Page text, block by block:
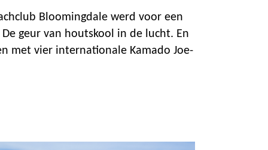
Bloomingdale werd voor een
geur van houtskool in de lucht. En
met vier internationale Kamado Joe-